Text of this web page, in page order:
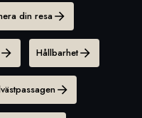
din resa
Hållbarhet